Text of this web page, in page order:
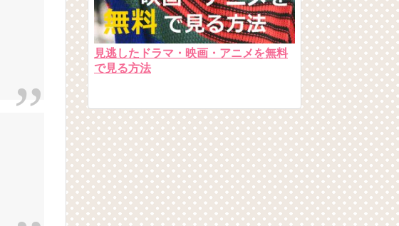
見逃したドラマ・映画・アニメを無料
で見る方法